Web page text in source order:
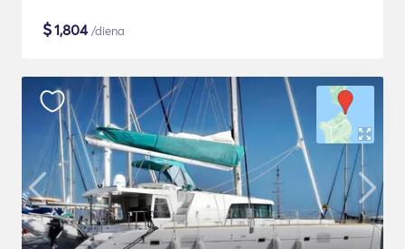
$1,804/diena